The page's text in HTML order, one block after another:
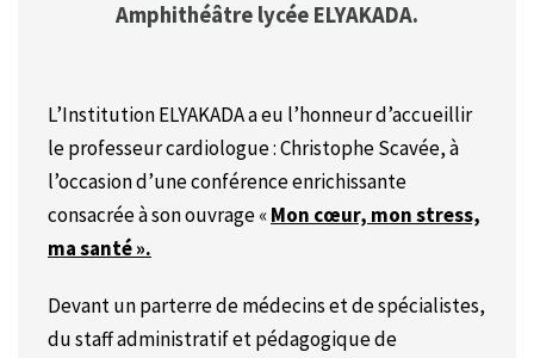
Amphithéâtre lycée ELYAKADA.
L’Institution ELYAKADA a eu l’honneur d’accueillir
le professeur cardiologue : Christophe Scavée, à
l’occasion d’une conférence enrichissante
consacrée à son ouvrage «Mon cœur, mon stress,
ma santé ».
Devant un parterre de médecins et de spécialistes,
du staff administratif et pédagogique de